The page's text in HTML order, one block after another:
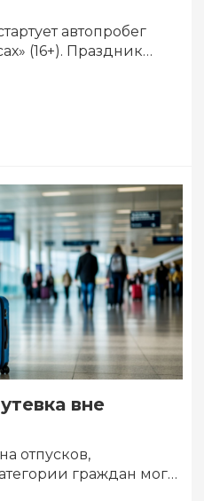
автопробег
(16+). Праздник
вне
отпусков,
граждан могут